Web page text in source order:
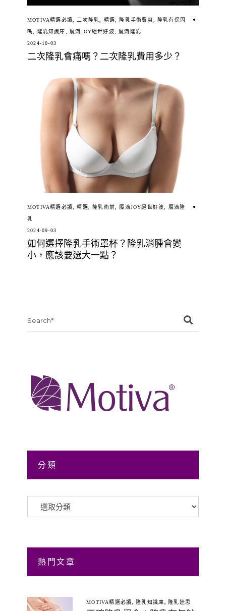
MOTIVA精選必讀,二次隆乳, 精選, 隆乳手術費用 , 隆乳有保固
嗎, 隆乳知識庫,魔滴JOY絕世好波,魔滴隆乳
2024-10-03
二次隆乳會痛嗎？二次隆乳費用多少？
MOTIVA精選必讀 ,精選 隆乳術前 ,魔滴JOY絕世好波 魔滴隆
乳
2024-09-03
如何選擇隆乳手術罩杯？隆乳消腫會變
小，應該要選大一點？
分類
分
熱門文章
MOTIVA精選必讀,隆乳知識庫,隆乳迷思